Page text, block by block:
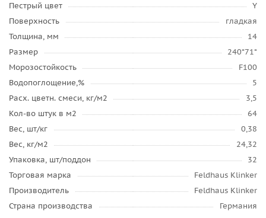
Пестрый цвет
Y
Поверхность
гладкая
Толщина, мм
14
Размер
240*71*
Морозостойкость
F100
Водопоглощение,%
5
Расх. цветн. смеси, кг/м2
3,5
Кол-во штук в м2
64
Вес, шт/кг
0,38
Вес, кг/м2
24,32
Упаковка, шт/поддон
32
Торговая марка
Feldhaus Klinker
Производитель
Feldhaus Klinker
Страна производства
Германия